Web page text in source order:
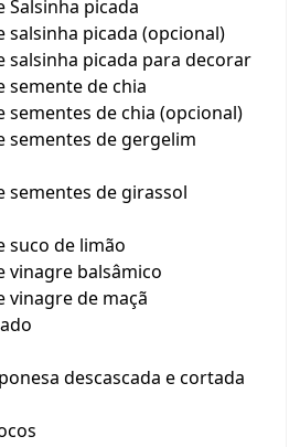
Salsinha picada
salsinha picada (opcional)
salsinha picada para decorar
semente de chia
sementes de chia (opcional)
sementes de gergelim
sementes de girassol
suco de limão
vinagre balsâmico
vinagre de maçã
descascada e cortada